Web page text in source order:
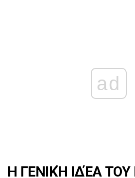
ad
Η ΓΕΝΙΚΉ ΙΔΈΑ